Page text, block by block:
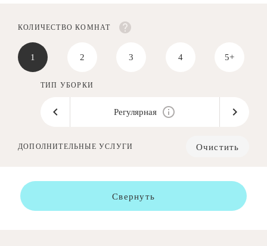
КОЛИЧЕСТВО КОМНАТ
1 2 3 4 5+
ТИП УБОРКИ
Регулярная
ДОПОЛНИТЕЛЬНЫЕ УСЛУГИ Очистить
Свернуть